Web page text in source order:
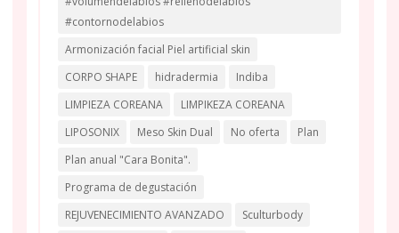
#contornodelabios
Armonización facial Piel artificial skin
CORPO SHAPE
hidradermia
Indiba
LIMPIEZA COREANA
LIMPIKEZA COREANA
LIPOSONIX
Meso Skin Dual No oferta
Plan
Plan anual "Cara Bonita".
Programa de degustación
REJUVENECIMIENTO AVANZADO
Sculturbody